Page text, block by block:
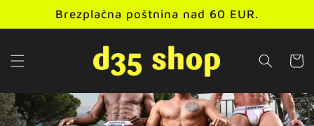
vsebino
Brezplačna poštnina nad 60 EUR.